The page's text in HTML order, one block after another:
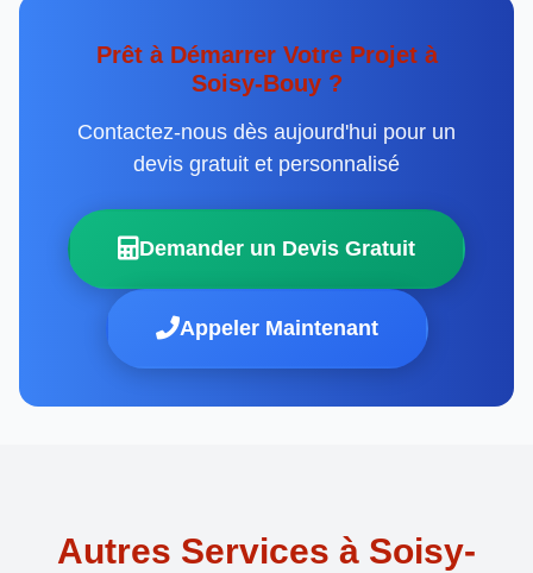
Prêt à Démarrer Votre Projet à
Soisy-Bouy ?
Contactez-nous dès aujourd'hui pour un
devis gratuit et personnalisé
Demander un Devis Gratuit
Appeler Maintenant
Autres Services à Soisy-